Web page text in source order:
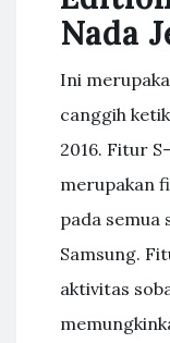
Nada
Ini
canggih
2016. Fitur
merupakan
pada semua
Samsung.
aktivitas